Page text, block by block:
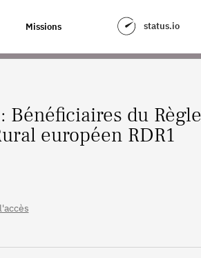
Missions status.io
RDR1
Bénéficiaires du
européen RDR1